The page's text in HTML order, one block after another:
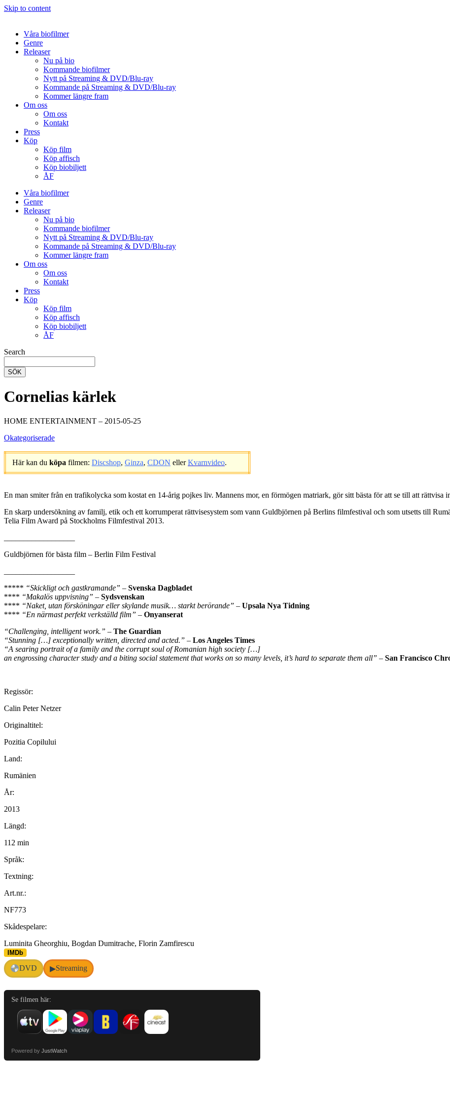
Skip to content
Våra biofilmer
Genre
Releaser
Nu på bio
Kommande biofilmer
Nytt på Streaming & DVD/Blu-ray
Kommande på Streaming & DVD/Blu-ray
Kommer längre fram
Om oss
Om oss
Kontakt
Press
Köp
Köp film
Köp affisch
Köp biobiljett
ÅF
Våra biofilmer
Genre
Releaser
Nu på bio
Kommande biofilmer
Nytt på Streaming & DVD/Blu-ray
Kommande på Streaming & DVD/Blu-ray
Kommer längre fram
Om oss
Om oss
Kontakt
Press
Köp
Köp film
Köp affisch
Köp biobiljett
ÅF
Search
SÖK
Cornelias kärlek
HOME ENTERTAINMENT – 2015-05-25
Okategoriserade
Här kan du köpa filmen: Discshop, Ginza, CDON ellerKvarnvideo.
En man smiter från en trafikolycka som kostat en 14-årig pojkes liv. Mannens mor, en förmögen matriark, gör sitt bästa för att se till att rättvisa
En skarp undersökning av familj, etik och ett korrumperat rättvisesystem som vann Guldbjörnen på Berlins filmfestival och som utsetts till
Telia Film Award på Stockholms Filmfestival 2013.
Guldbjörnen för bästa film – Berlin Film Festival
***** “Skickligt och gastkramande” – Svenska Dagbladet
**** “Makalös uppvisning” – Sydsvenskan
**** “Naket, utan försköningar eller skylande musik… starkt berörande” – Upsala Nya Tidning
**** “En närmast perfekt verkställd film” – Onyanserat
“Challenging, intelligent work.” – The Guardian
“Stunning […] exceptionally written, directed and acted.” – Los Angeles Times
“A searing portrait of a family and the corrupt soul of Romanian high society […]
an engrossing character study and a biting social statement that works on so many levels, it’s hard to separate them all” – San Francisco
Regissör:
Calin Peter Netzer
Originaltitel:
Pozitia Copilului
Land:
Rumänien
År:
2013
Längd:
112 min
Språk:
Textning:
Art.nr.:
NF773
Skådespelare:
Luminita Gheorghiu, Bogdan Dumitrache, Florin Zamfirescu
IMDb
DVD ▶Streaming
Se filmen här:
Powered by JustWatch